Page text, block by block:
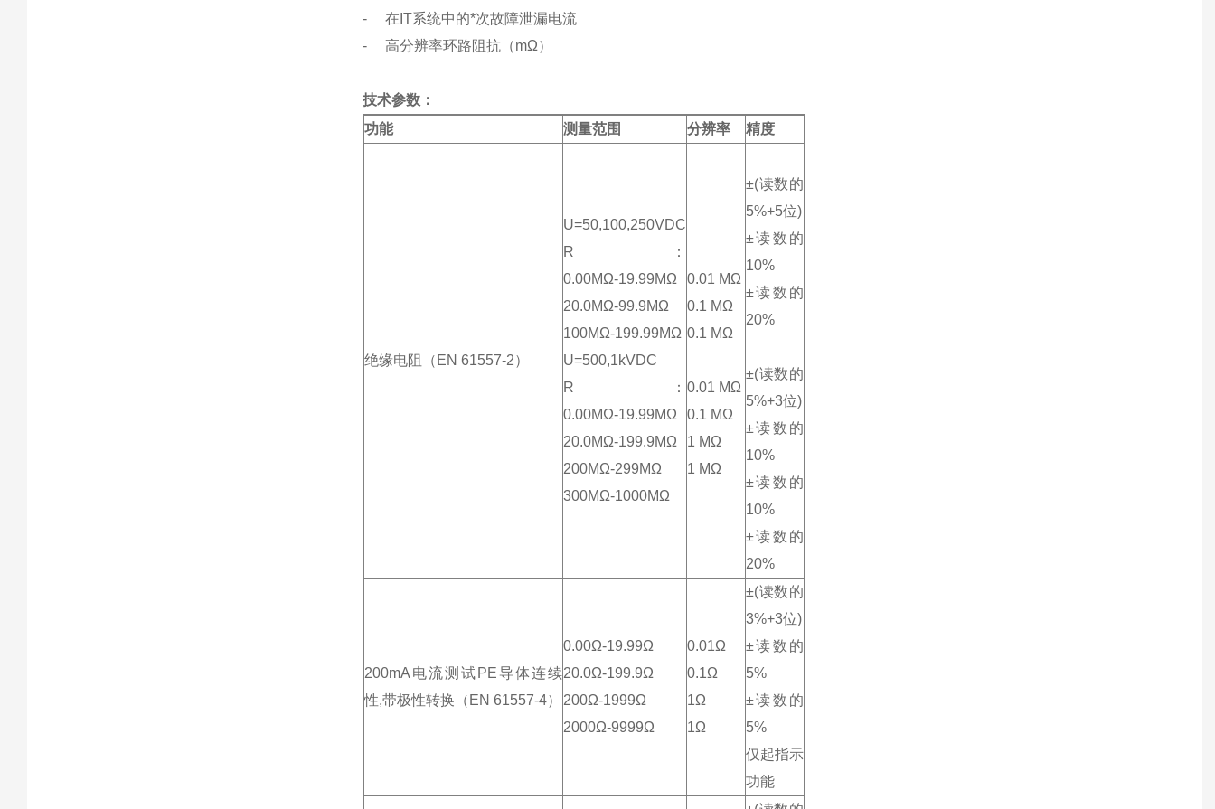
- 在IT系统中的*次故障泄漏电流
- 高分辨率环路阻抗（mΩ）
技术参数：
功能
测量范围 分辨率 精度
绝缘电阻（EN 61557-2）
U=50,100,250VDC
R：
0.00MΩ-19.99MΩ
20.0MΩ-99.9MΩ
100MΩ-199.99MΩ
U=500,1kVDC
R：
0.00MΩ-19.99MΩ
20.0MΩ-199.9MΩ
200MΩ-299MΩ
300MΩ-1000MΩ
0.01 MΩ
0.1 MΩ
0.1 MΩ
0.01 MΩ
0.1 MΩ
1 MΩ
1 MΩ
±(读数的
5%+5位)
±读数的
10%
±读数的
20%
±(读数的
5%+3位)
±读数的
10%
±读数的
10%
±读数的
20%
200mA电流测试PE导体连续
性,带极性转换（EN 61557-4）
0.00Ω-19.99Ω
20.0Ω-199.9Ω
200Ω-1999Ω
2000Ω-9999Ω
0.01Ω
0.1Ω
1Ω
1Ω
±(读数的
3%+3位)
±读数的
5%
±读数的
5%
仅起指示
功能